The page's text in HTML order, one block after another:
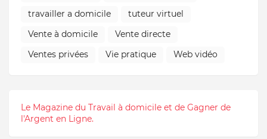
travailler a domicile
tuteur virtuel
Vente à domicile
Vente directe
Ventes privées
Vie pratique Web vidéo
Le Magazine du Travail à domicile et de Gagner de
l'Argent en Ligne.